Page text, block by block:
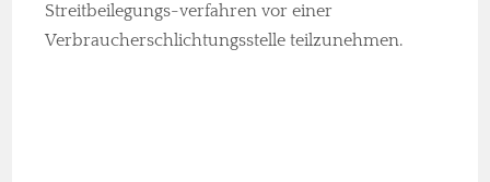
Streitbeilegungs-verfahren vor einer
Verbraucherschlichtungsstelle teilzunehmen.